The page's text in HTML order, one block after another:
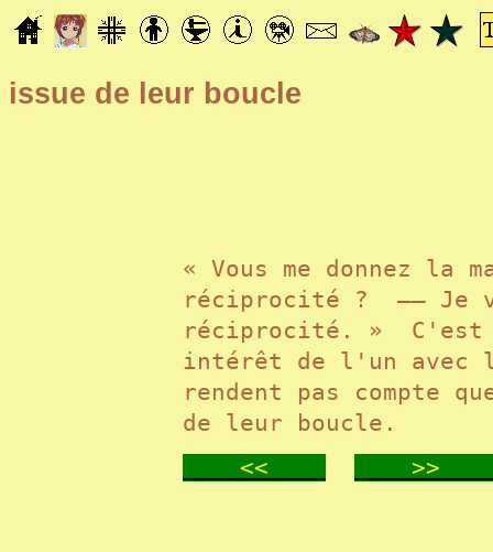
issue de leur boucle
« Vous me donnez la
réciprocité ? —— Je
réciprocité. »
intérêt de l'un
rendent pas compte
de leur boucle.
<<